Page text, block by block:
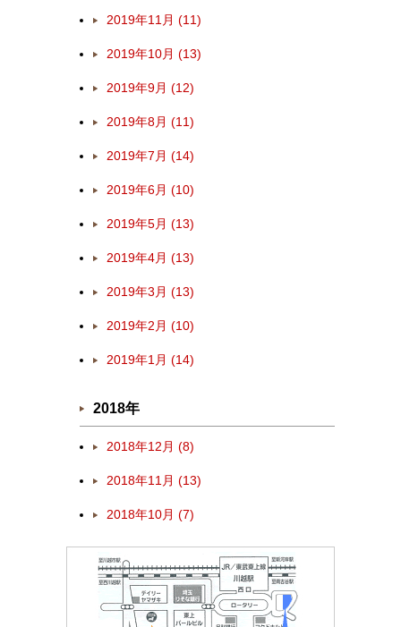
2019年11月 (11)
2019年10月 (13)
2019年9月 (12)
2019年8月 (11)
2019年7月 (14)
2019年6月 (10)
2019年5月 (13)
2019年4月 (13)
2019年3月 (13)
2019年2月 (10)
2019年1月 (14)
2018年
2018年12月 (8)
2018年11月 (13)
2018年10月 (7)